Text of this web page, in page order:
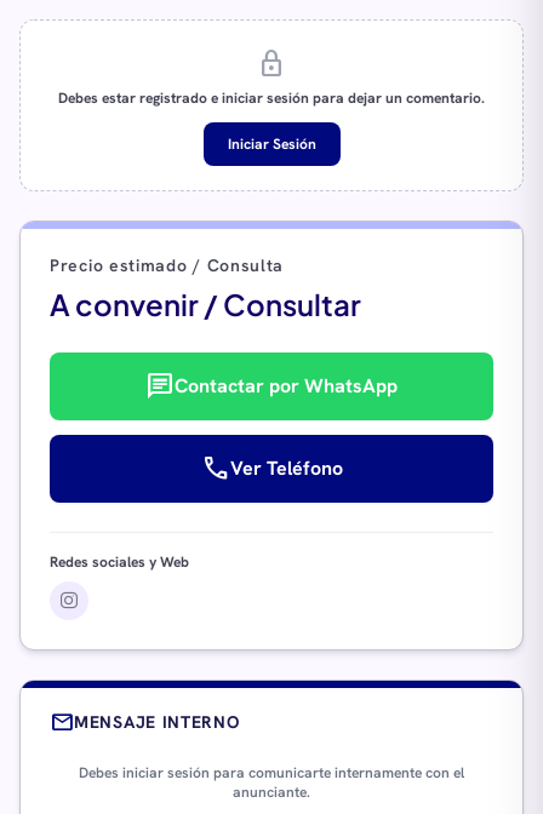
lock
Debes estar registrado e iniciar sesión para dejar un comentario.
Iniciar Sesión
Precio estimado / Consulta
A convenir / Consultar
chatContactar por WhatsApp
callVer Teléfono
Redes sociales y Web
mailMENSAJE INTERNO
Debes iniciar sesión para comunicarte internamente con el
anunciante.